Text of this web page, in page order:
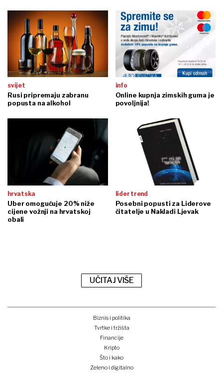
svijet
Rusi pripremaju zabranu
popusta na alkohol
info
Online kupnja zimskih guma je
povoljnija!
hrvatska
Uber omogućuje 20% niže
cijene vožnji na hrvatskoj
obali
lider trend
Posebni popusti za Liderove
čitatelje u Nakladi Ljevak
UČITAJ VIŠE
Biznis i politika
Tvrtke i tržišta
Financije
Kripto
Što i kako
Zeleno i digitalno